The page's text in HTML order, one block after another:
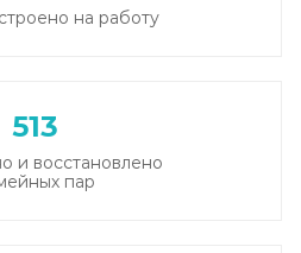
на работу
513
и восстановлено
пар